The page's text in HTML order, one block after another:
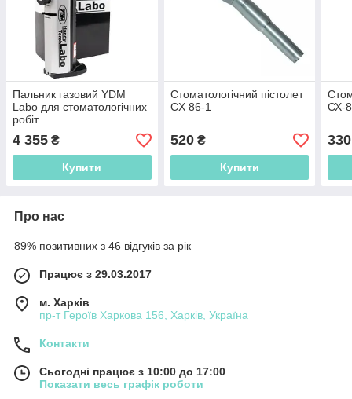
Пальник газовий YDM
Labo для стоматологічних
робіт
4 355 ₴
Купити
Стоматологічний пістолет
CX 86-1
520₴
Купити
СХ-
330
Про нас
89% позитивних з 46 відгуків за рік
Працює з 29.03.2017
м. Харків
пр-т Героїв Харкова 156, Харків, Україна
Контакти
Сьогодні працює з 10:00 до 17:00
Показати весь графік роботи